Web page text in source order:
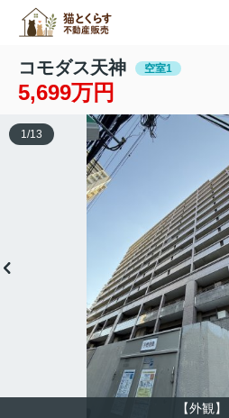
コモダス天神 空室1
5,699万円
【外観】
1/13